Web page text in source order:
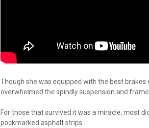
Though she was equipped with the best
overwhelmed the spindly suspension and frame.
For those that survived it was a miracle; most
pockmarked asphalt strips.